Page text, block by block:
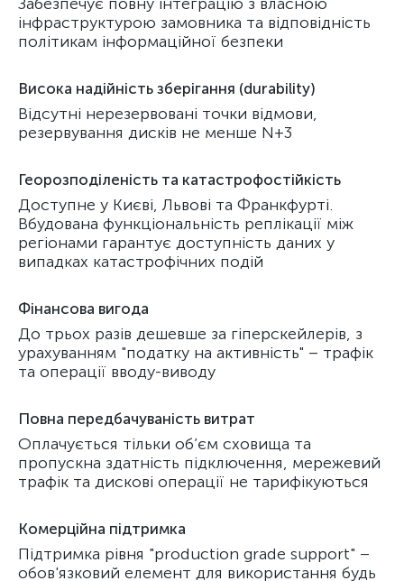
інфраструктурою замовника та відповідність
політикам інформаційної безпеки
Висока надійність зберігання (durability)
Відсутні нерезервовані точки відмови,
резервування дисків не менше N+3
Георозподіленість та катастрофостійкість
Доступне у Києві, Львові та Франкфурті.
Вбудована функціональність реплікації між
регіонами гарантує доступність даних у
випадках катастрофічних подій
Фінансова вигода
До трьох разів дешевше за гіперскейлерів, з
урахуванням "податку на активність" – трафік
та операції вводу-виводу
Повна передбачуваність витрат
Оплачується тільки об’єм сховища та
пропускна здатність підключення, мережевий
трафік та дискові операції не тарифікуються
Комерційна підтримка
Підтримка рівня "production grade support" –
обов'язковий елемент для використання будь